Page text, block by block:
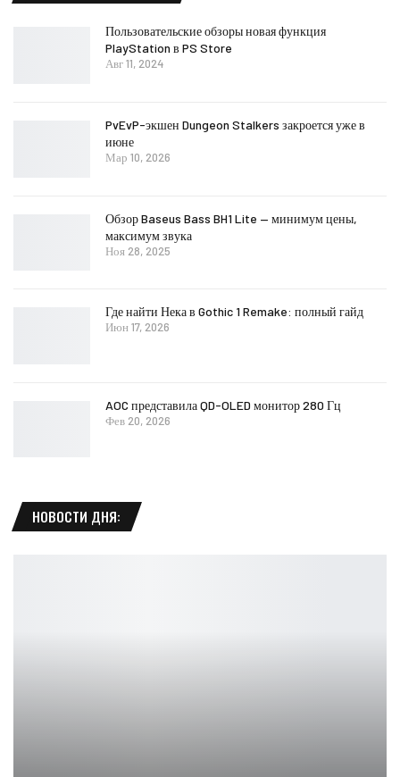
Пользовательские обзоры новая функция
PlayStation в PS Store
Авг 11, 2024
PvEvP-экшен Dungeon Stalkers закроется уже в
июне
Мар 10, 2026
Обзор Baseus Bass BH1 Lite — минимум цены,
максимум звука
Ноя 28, 2025
Где найти Нека в Gothic 1 Remake: полный гайд
Июн 17, 2026
AOC представила QD-OLED монитор 280 Гц
Фев 20, 2026
НОВОСТИ ДНЯ: